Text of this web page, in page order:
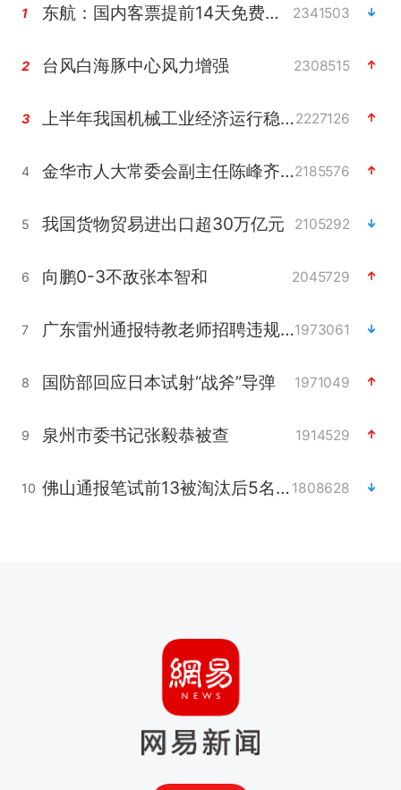
1 东航：国内客票提前14天免费退改 2341503
2 台风白海豚中心风力增强 2308515
3 上半年我国机械工业经济运行稳中有进2227126
4 金华市人大常委会副主任陈峰齐被查2185576
5 我国货物贸易进出口超30万亿元 2105292
6 向鹏0-3不敌张本智和 2045729
7 广东雷州通报特教老师招聘违规事件1973061
8 国防部回应日本试射“战斧”导弹 1971049
9 泉州市委书记张毅恭被查 1914529
10 佛山通报笔试前13被淘汰后5名进体检 1808628